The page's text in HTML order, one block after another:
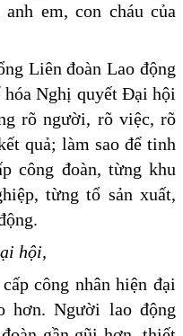
em, con cháu của
Liên đoàn Lao động
Nghị quyết Đại hội
rõ người, rõ việc, rõ
quả; làm sao để tinh
công đoàn, từng khu
từng tổ sản xuất,
hội,
công nhân hiện đại
hơn. Người lao động